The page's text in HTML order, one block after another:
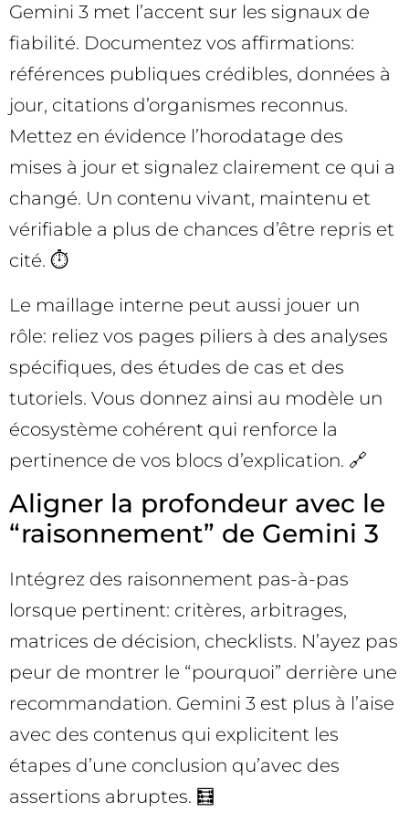
Gemini 3 met l’accent sur les signaux de
fiabilité. Documentez vos affirmations:
références publiques crédibles, données à
jour, citations d’organismes reconnus.
Mettez en évidence l’horodatage des
mises à jour et signalez clairement ce qui a
changé. Un contenu vivant, maintenu et
vérifiable a plus de chances d’être repris et
cité. ⏱️
Le maillage interne peut aussi jouer un
rôle: reliez vos pages piliers à des analyses
spécifiques, des études de cas et des
tutoriels. Vous donnez ainsi au modèle un
écosystème cohérent qui renforce la
pertinence de vos blocs d’explication. 🔗
Aligner la profondeur avec le
“raisonnement” de Gemini 3
Intégrez des raisonnement pas-à-pas
lorsque pertinent: critères, arbitrages,
matrices de décision, checklists. N’ayez pas
peur de montrer le “pourquoi” derrière une
recommandation. Gemini 3 est plus à l’aise
avec des contenus qui explicitent les
étapes d’une conclusion qu’avec des
assertions abruptes. 🧮